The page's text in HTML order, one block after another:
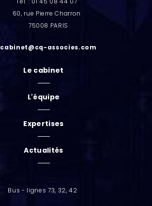
60, rue Pierre Charron
75008 PARIS
cabinet@cq-associes.com
Le cabinet
L'équipe
Expertises
Actualités
Bus - lignes 73, 32, 42